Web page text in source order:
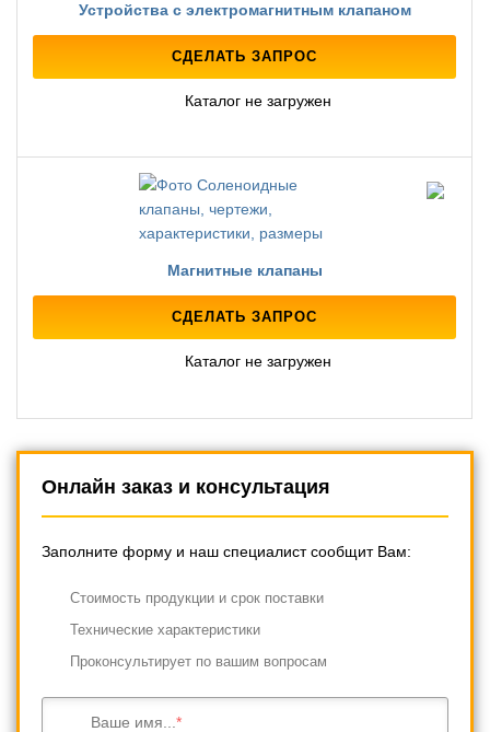
Устройства с электромагнитным клапаном
СДЕЛАТЬ ЗАПРОС
Каталог не загружен
Магнитные клапаны
СДЕЛАТЬ ЗАПРОС
Каталог не загружен
Онлайн заказ и консультация
Заполните форму и наш специалист сообщит Вам:
Cтоимость продукции и срок поставки
Технические характеристики
Проконсультирует по вашим вопросам
Ваше имя...